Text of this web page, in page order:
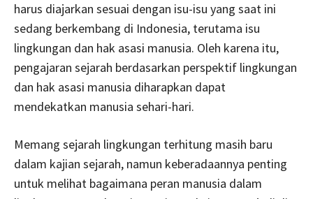
harus diajarkan sesuai dengan isu-isu yang saat ini
sedang berkembang di Indonesia, terutama isu
lingkungan dan hak asasi manusia. Oleh karena itu,
pengajaran sejarah berdasarkan perspektif lingkungan
dan hak asasi manusia diharapkan dapat
mendekatkan manusia sehari-hari.
Memang sejarah lingkungan terhitung masih baru
dalam kajian sejarah, namun keberadaannya penting
untuk melihat bagaimana peran manusia dalam